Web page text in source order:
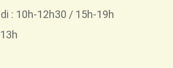
: 10h-12h30 / 15h-19h